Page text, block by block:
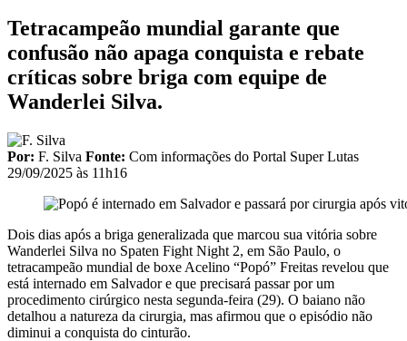
Tetracampeão mundial garante que
confusão não apaga conquista e rebate
críticas sobre briga com equipe de
Wanderlei Silva.
Por: F. Silva Fonte: Com informações do Portal Super Lutas
29/09/2025 às 11h16
Dois dias após a briga generalizada que marcou sua vitória sobre
Wanderlei Silva no Spaten Fight Night 2, em São Paulo, o
tetracampeão mundial de boxe Acelino “Popó” Freitas revelou que
está internado em Salvador e que precisará passar por um
procedimento cirúrgico nesta segunda-feira (29). O baiano não
detalhou a natureza da cirurgia, mas afirmou que o episódio não
diminui a conquista do cinturão.